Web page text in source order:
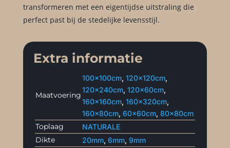
transformeren met een eigentijdse uitstraling die
perfect past bij de stedelijke levensstijl.
Extra informatie
Maatvoering
100x100cm, 120x120cm,
120x240cm, 120x60cm,
160x160cm, 160x320cm,
160x80cm, 60x60cm, 80x80cm
Toplaag NATURALE
Dikte 20mm, 6mm, 9mm